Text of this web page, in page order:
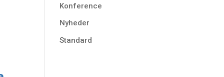
Konference
Nyheder
Standard